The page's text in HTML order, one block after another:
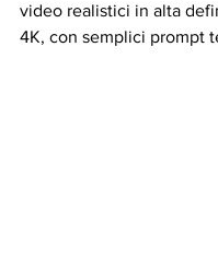
video realistici in alta
4K, con semplici prompt